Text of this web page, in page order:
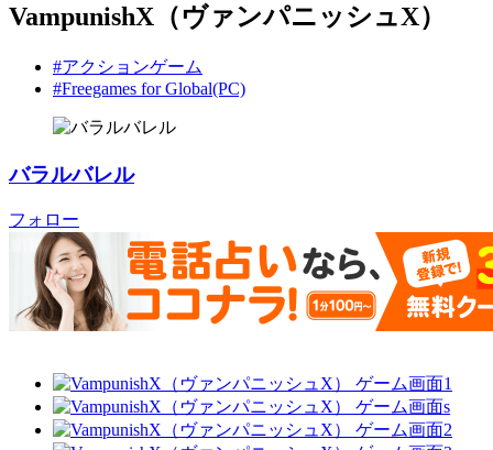
VampunishX（ヴァンパニッシュX）
#アクションゲーム
#Freegames for Global(PC)
バラルバレル
フォロー